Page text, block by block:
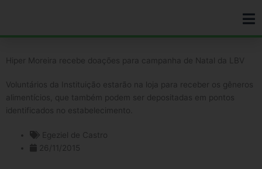
Hiper Moreira recebe doações para campanha de Natal da LBV
Voluntários da Instituição estarão na loja para receber os gêneros
alimentícios, que também podem ser depositadas em pontos
identificados no estabelecimento.
Egeziel de Castro
26/11/2015